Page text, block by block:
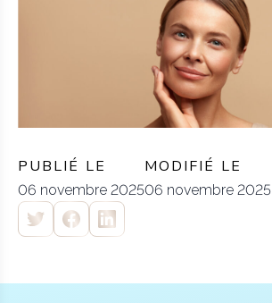
PUBLIÉ LE
06 novembre 2025
MODIFIÉ LE
06 novembre 2025